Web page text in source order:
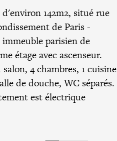
142m2, situé rue
de Paris-
parisien de
étage avec ascenseur.
4 chambres, 1 cuisine
de douche, WC séparés.
est électrique